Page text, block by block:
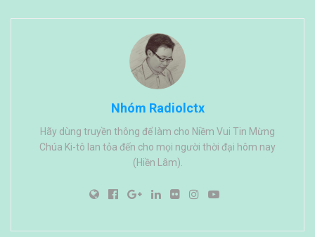
Nhóm Radiolctx
Hãy dùng truyền thông để làm cho Niềm Vui Tin Mừng
Chúa Ki-tô lan tỏa đến cho mọi người thời đại hôm nay
(Hiền Lâm).